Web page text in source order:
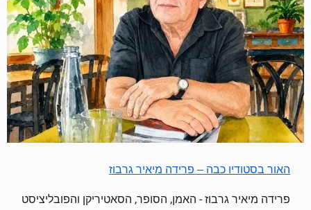
האור בסטודיו כבה – פרידה מיאיר גרבוז
פרידה מיאיר גרבוז - האמן, הסופר, הסאטיריקן והפובליציסט